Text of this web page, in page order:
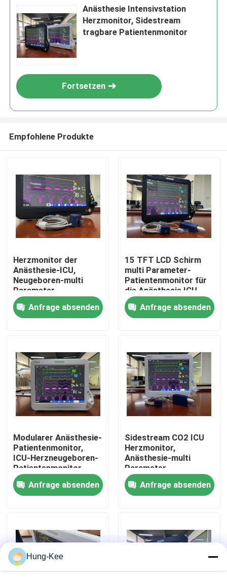
Haus
Produkte
VR-Show
Über uns
Fabrik-Ausflug
Qualitätskontrolle
Nachrichten
Fälle
Anästhesie Intensivstation
Herzmonitor, Sidestream
tragbare Patientenmonitor
Fortsetzen
Empfohlene Produkte
Herzmonitor der
Anästhesie-ICU,
Neugeboren-multi
Parameter-
Patientenmonitor
Anfrage absenden
15 TFT LCD Schirm
multi Parameter-
Patientenmonitor für
die Anästhesie ICU
Herz
Anfrage absenden
Modularer Anästhesie-
Patientenmonitor,
ICU-Herzneugeboren-
Patientenmonitor
Anfrage absenden
Sidestream CO2 ICU
Herzmonitor,
Anästhesie-multi
Parameter-
Patientenmonitor
Anfrage absenden
Hung-Kee